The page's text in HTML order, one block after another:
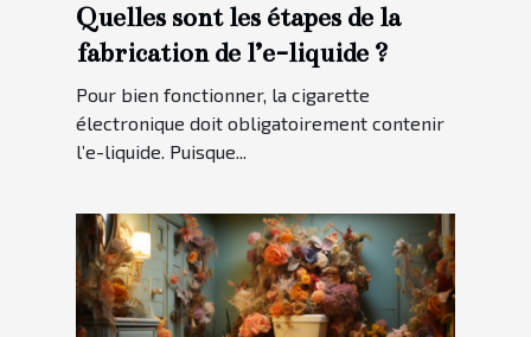
Quelles sont les étapes de la
fabrication de l’e-liquide ?
Pour bien fonctionner, la cigarette
électronique doit obligatoirement contenir
l’e-liquide. Puisque...